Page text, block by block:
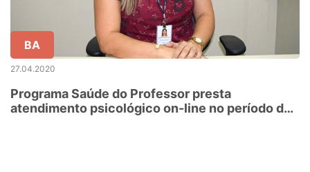
BA
27.04.2020
Programa Saúde do Professor presta
atendimento psicológico on-line no período de